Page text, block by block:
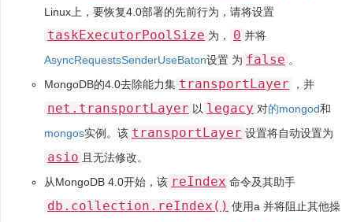
Linux上，要恢复4.0部署的先前行为，请将设置
taskExecutorPoolSize 为， 0 并将
AsyncRequestsSenderUseBaton设置 为 false 。
MongoDB的4.0去除能力集 transportLayer ，并
net.transportLayer 以 legacy 对的mongod和
mongos实例。该 transportLayer 设置将自动设置为
asio 且无法修改。
从MongoDB 4.0开始，该 reIndex 命令及其助手
db.collection.reIndex() 使用a 并将阻止其他操